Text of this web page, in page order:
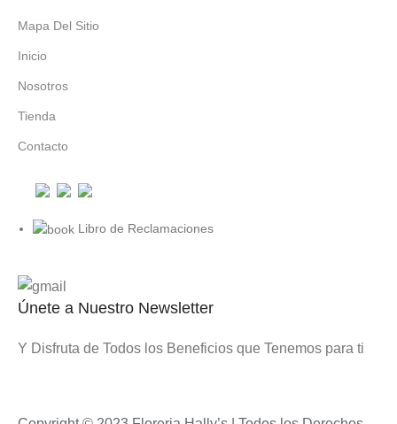
Mapa Del Sitio
Inicio
Nosotros
Tienda
Contacto
Libro de Reclamaciones
Únete a Nuestro Newsletter
Y Disfruta de Todos los Beneficios que Tenemos para ti